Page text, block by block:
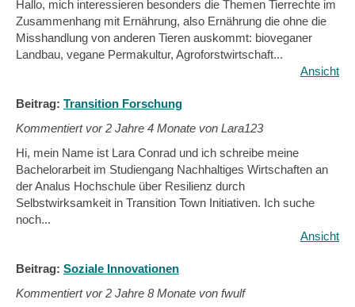
Hallo, mich interessieren besonders die Themen Tierrechte im
Zusammenhang mit Ernährung, also Ernährung die ohne die
Misshandlung von anderen Tieren auskommt: bioveganer
Landbau, vegane Permakultur, Agroforstwirtschaft...
Ansicht
Beitrag: Transition Forschung
Kommentiert vor2 Jahre 4 Monate von Lara123
Hi, mein Name ist Lara Conrad und ich schreibe meine
Bachelorarbeit im Studiengang Nachhaltiges Wirtschaften an
der Analus Hochschule über Resilienz durch
Selbstwirksamkeit in Transition Town Initiativen. Ich suche
noch...
Ansicht
Beitrag: Soziale Innovationen
Kommentiert vor2 Jahre 8 Monate von fwulf